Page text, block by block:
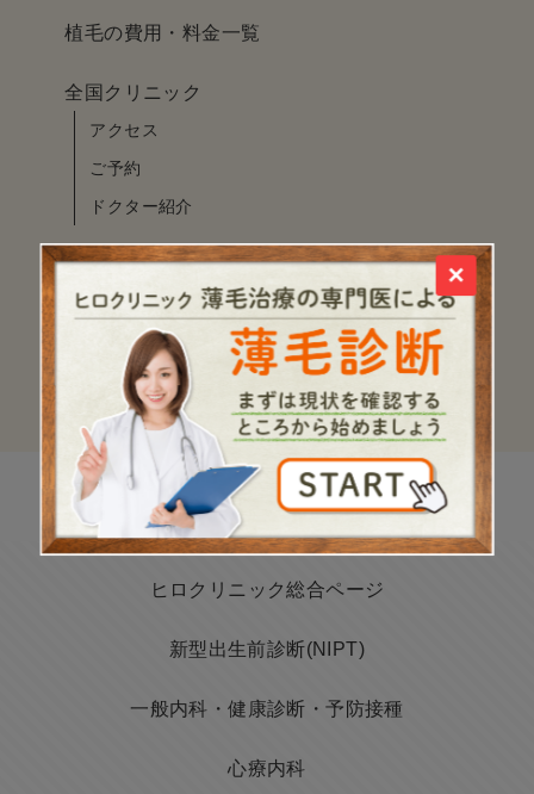
植毛の費用・料金一覧
全国クリニック
アクセス
ご予約
ドクター紹介
モニター募集
コラム
お問い合わせ
ヒロクリニック総合ページ
新型出生前診断(NIPT)
一般内科・健康診断・予防接種
心療内科
×